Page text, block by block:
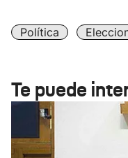
Política
Te puede